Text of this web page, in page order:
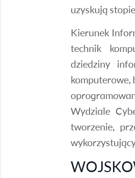
uzyskują
Kierunek
technik
dziedziny
komputerowe,
Wydziale
tworzenie,